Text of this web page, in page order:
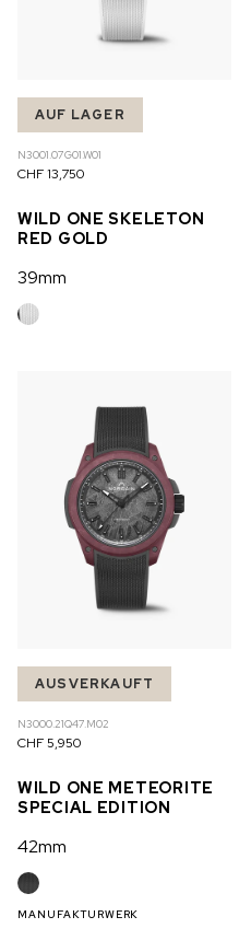
AUF LAGER
N3001.07G01.W01
CHF 13,750
WILD ONE SKELETON
RED GOLD
39mm
AUSVERKAUFT
N3000.21Q47.M02
CHF 5,950
WILD ONE METEORITE
SPECIAL EDITION
42mm
MANUFAKTURWERK